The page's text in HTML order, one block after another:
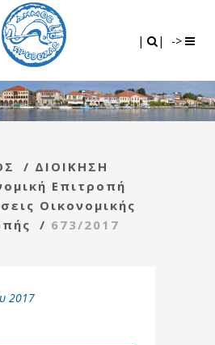
| | ->
/ ΔΙΟΙΚΗΣΗ
Επιτροπή
Οικονομικής
/ 673/2017
2017